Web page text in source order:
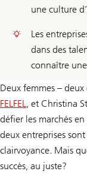
une culture
Les
dans des
connaître
Deux femmes –
FELFEL, et Christina
défier les marchés
deux entreprises
clairvoyance. Mais
succès, au juste?